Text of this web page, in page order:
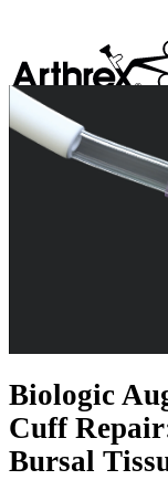
Biologic
Cuff
Bursal